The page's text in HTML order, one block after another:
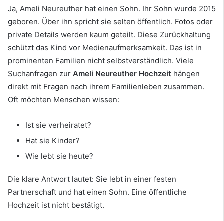
Ja, Ameli Neureuther hat einen Sohn. Ihr Sohn wurde 2015
geboren. Über ihn spricht sie selten öffentlich. Fotos oder
private Details werden kaum geteilt. Diese Zurückhaltung
schützt das Kind vor Medienaufmerksamkeit. Das ist in
prominenten Familien nicht selbstverständlich. Viele
Suchanfragen zur Ameli Neureuther Hochzeit hängen
direkt mit Fragen nach ihrem Familienleben zusammen.
Oft möchten Menschen wissen:
Ist sie verheiratet?
Hat sie Kinder?
Wie lebt sie heute?
Die klare Antwort lautet: Sie lebt in einer festen
Partnerschaft und hat einen Sohn. Eine öffentliche
Hochzeit ist nicht bestätigt.